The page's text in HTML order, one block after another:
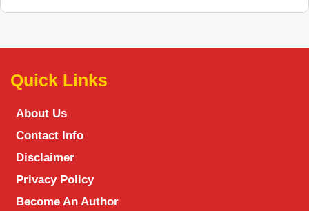
Quick Links
About Us
Contact Info
Disclaimer
Privacy Policy
Become An Author